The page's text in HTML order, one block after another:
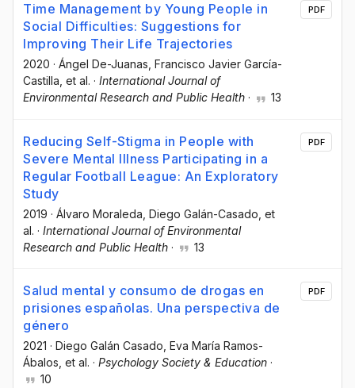
Time Management by Young People in
Social Difficulties: Suggestions for
Improving Their Life Trajectories
2020 · Ángel De-Juanas , Francisco Javier García-
Castilla , et al. · International Journal of
Environmental Research and Public Health · 13
PDF
Reducing Self-Stigma in People with
Severe Mental Illness Participating in a
Regular Football League: An Exploratory
Study
2019 · Álvaro Moraleda , Diego Galán-Casado , et
al. · International Journal of Environmental
Research and Public Health · 13
PDF
Salud mental y consumo de drogas en
prisiones españolas. Una perspectiva de
género
2021 · Diego Galán Casado , Eva María Ramos-
Ábalos , et al. · Psychology Society & Education ·
10
PDF